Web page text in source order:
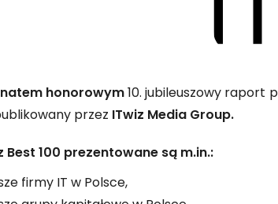
honorowym10. jubileuszowy raport
przez ITwiz Media Group.
Best 100 prezentowane są m.in.:
firmy IT w Polsce,